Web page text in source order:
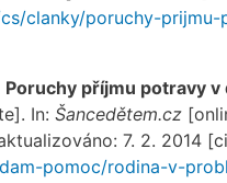
clanky/poruchy-
Poruchy příjmu potravy
In: Šancedětem.cz
7. 2. 2014
pomoc/rodina-v-